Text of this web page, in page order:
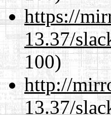
https://
13.37/
100)
http://
13.37/